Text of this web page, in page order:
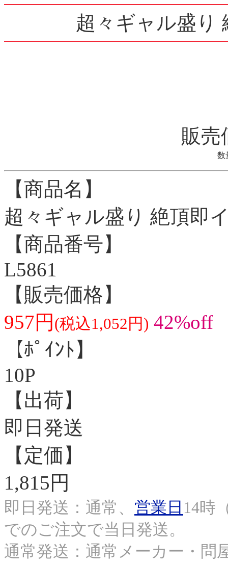
超々ギャル盛り
販
数
【商品名】
超々ギャル盛り 絶頂即
【商品番号】
L5861
【販売価格】
957円 (税込1,052円) 42%off
【ﾎﾟｲﾝﾄ】
10P
【出荷】
即日発送
【定価】
1,815円
即日発送：通常、 営業日 14時
でのご注文で当日発送。
通常発送：通常メーカー・問